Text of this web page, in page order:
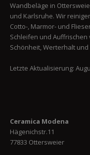
Wandbeläge in
und Karlsruhe. Wir
Cotto-, Marmor- und
Schleifen und
Schönheit, Werterhalt
Letzte Aktualisierung:
Ceramica Modena
Hägenichstr.11
77833 Ottersweier